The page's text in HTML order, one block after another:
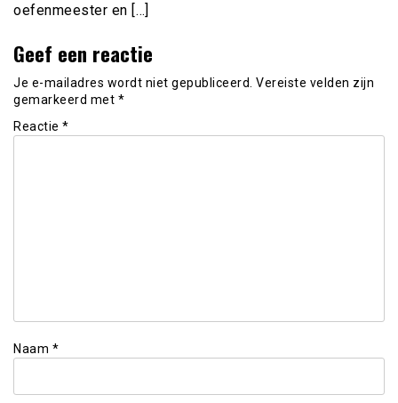
oefenmeester en […]
Geef een reactie
Je e-mailadres wordt niet gepubliceerd. Vereiste velden zijn
gemarkeerd met *
Reactie *
Naam *